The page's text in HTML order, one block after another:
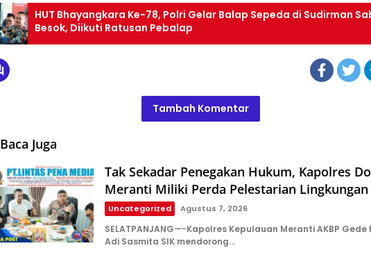
HUT Bhayangkara Ke-78, Polri Gelar Balap Sepeda di Sudirman
Besok, Diikuti Ratusan Pebalap
Tambah Komentar
Baca Juga
Tak Sekadar Penegakan Hukum, Kapolres
Meranti Miliki Perda Pelestarian Lingkungan
Uncategorized Agustus 7, 2026
SELATPANJANG—-Kapolres Kepulauan Meranti AKBP Gede
Adi Sasmita SIK mendorong…